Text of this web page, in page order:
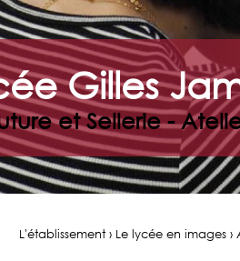
Gilles
et Sellerie -
L'établissement › Le lycée en images